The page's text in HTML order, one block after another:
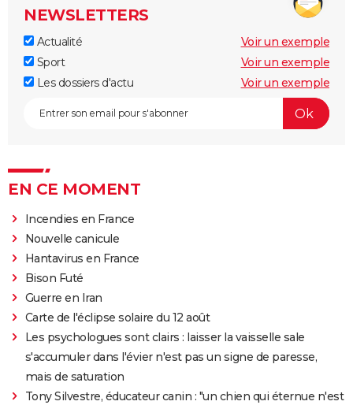
NEWSLETTERS
Actualité
Voir un exemple
Sport
Voir un exemple
Les dossiers d'actu
Voir un exemple
EN CE MOMENT
Incendies en France
Nouvelle canicule
Hantavirus en France
Bison Futé
Guerre en Iran
Carte de l'éclipse solaire du 12 août
Les psychologues sont clairs : laisser la vaisselle sale
s'accumuler dans l'évier n'est pas un signe de paresse,
mais de saturation
Tony Silvestre, éducateur canin : "un chien qui éternue n'est